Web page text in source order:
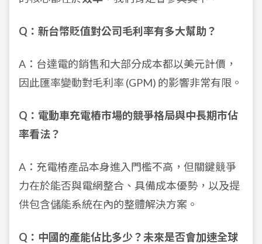
Q：新台幣貶值對公司毛利率有多大幫助？
A：台達電的銷售和大部分成本都以美元計價，
因此匯率變動對毛利率 (GPM) 的影響非常有限。
Q：電動車充電樁市場的競爭格局與中長期市佔
率看法？
A：充電樁產品本身進入門檻不高，但關鍵競爭
力在於能否與電網整合、具備成本優勢，以及提
供包含儲能系統在內的整體解決方案。
Q：中國的產能佔比多少？未來是否會加速全球